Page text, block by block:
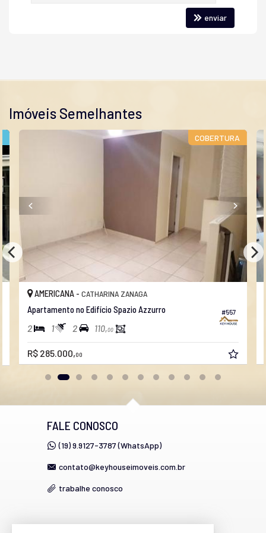
enviar
Imóveis Semelhantes
COBERTURA
#557
AMERICANA - CATHARINA ZANAGA
Apartamento no Edifício Spazio Azzurro
2 1 2 110,00
R$ 285.000,00
FALE CONOSCO
(19) 9.9127-3787 (WhatsApp)
contato@keyhouseimoveis.com.br
trabalhe conosco